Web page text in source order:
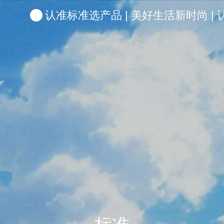
认准标准选产品 | 美好生活新时尚 |